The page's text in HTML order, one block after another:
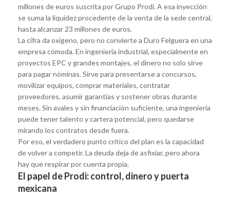
millones de euros suscrita por Grupo Prodi. A esa inyección
se suma la liquidez procedente de la venta de la sede central,
hasta alcanzar 23 millones de euros.
La cifra da oxígeno, pero no convierte a Duro Felguera en una
empresa cómoda. En ingeniería industrial, especialmente en
proyectos EPC y grandes montajes, el dinero no solo sirve
para pagar nóminas. Sirve para presentarse a concursos,
movilizar equipos, comprar materiales, contratar
proveedores, asumir garantías y sostener obras durante
meses. Sin avales y sin financiación suficiente, una ingeniería
puede tener talento y cartera potencial, pero quedarse
mirando los contratos desde fuera.
Por eso, el verdadero punto crítico del plan es la capacidad
de volver a competir. La deuda deja de asfixiar, pero ahora
hay que respirar por cuenta propia.
El papel de Prodi: control, dinero y puerta
mexicana